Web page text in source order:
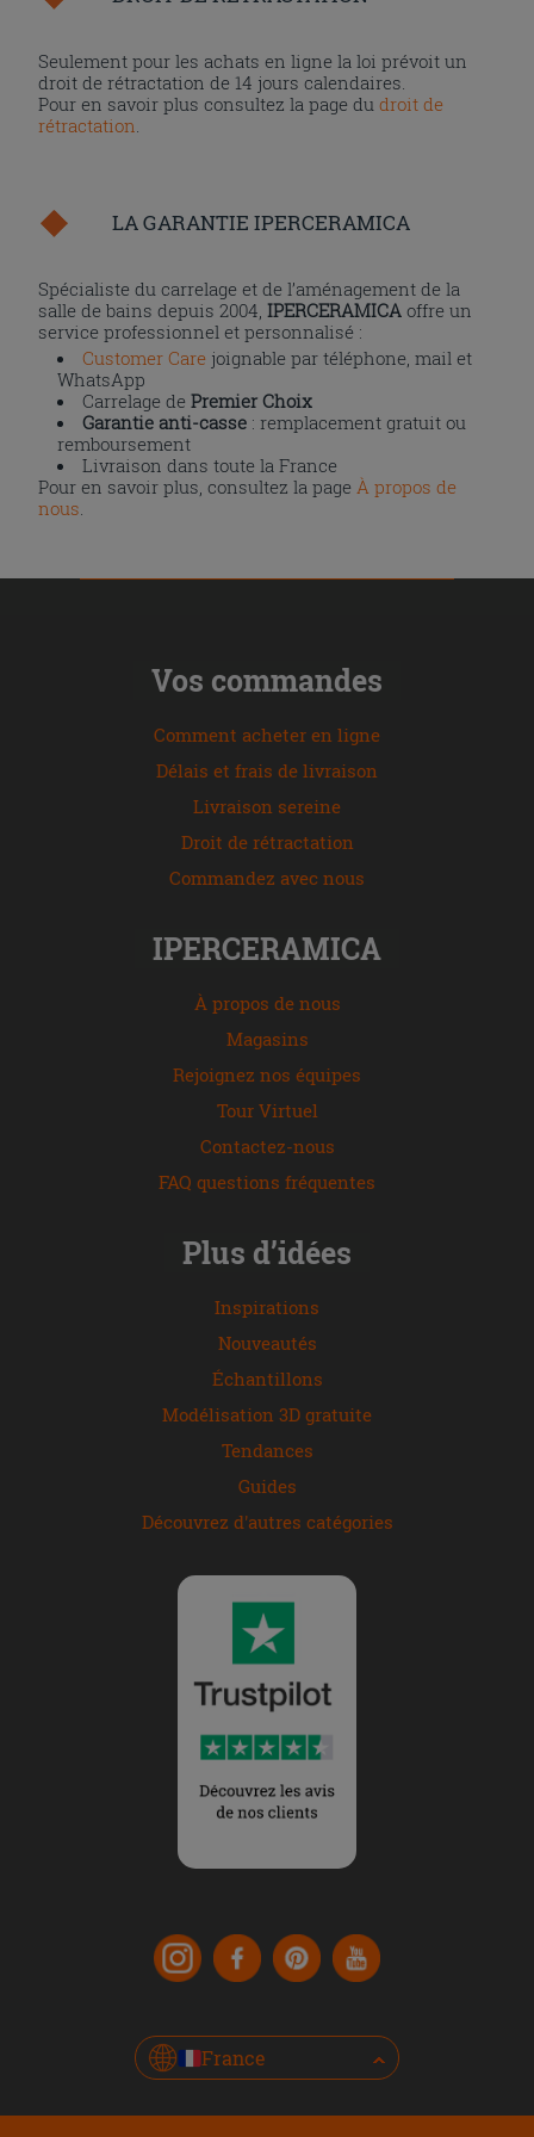
Seulement pour les achats en ligne la loi prévoit un
droit de rétractation de 14 jours calendaires.
Pour en savoir plus consultez la page dudroit de
rétractation.
LA GARANTIE IPERCERAMICA
Spécialiste du carrelage et de l’aménagement de la
salle de bains depuis 2004,IPERCERAMICA offre un
service professionnel et personnalisé :
Customer Care joignable par téléphone, mail et
WhatsApp
Carrelage dePremier Choix
Garantie anti-casse : remplacement gratuit ou
remboursement
Livraison dans toute la France
Pour en savoir plus, consultez la pageÀ propos de
nous.
Vos commandes
Comment acheter en ligne
Délais et frais de livraison
Livraison sereine
Droit de rétractation
Commandez avec nous
IPERCERAMICA
À propos de nous
Magasins
Rejoignez nos équipes
Tour Virtuel
Contactez-nous
FAQ questions fréquentes
Plus d’idées
Inspirations
Nouveautés
Échantillons
Modélisation 3D gratuite
Tendances
Guides
Découvrez d'autres catégories
France